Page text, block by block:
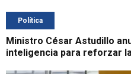
Política
Ministro César Astudillo
inteligencia para reforzar